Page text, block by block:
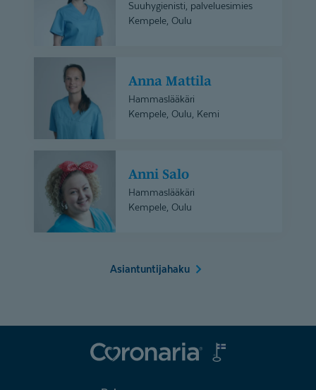
Suuhygienisti, palveluesimies
Kempele, Oulu
Mattila
Anna Mattila
Hammaslääkäri
Kempele, Oulu, Kemi
Salo
Anni Salo
Hammaslääkäri
Kempele, Oulu
Asiantuntijahaku
Coronaria